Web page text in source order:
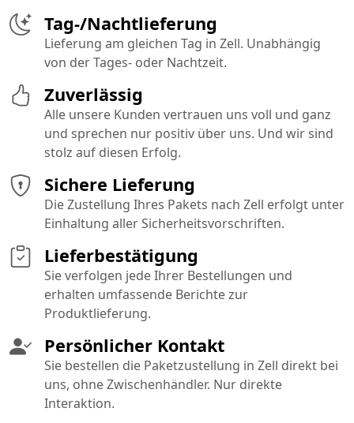
Sichere Lieferung
Die Zustellung Ihres Pakets nach Zell erfolgt unter
Einhaltung aller Sicherheitsvorschriften.
Tag-/Nachtlieferung
Lieferung am gleichen Tag in Zell. Unabhängig
von der Tages- oder Nachtzeit.
Persönlicher Kontakt
Sie bestellen die Paketzustellung in Zell direkt bei
uns, ohne Zwischenhändler. Nur direkte
Interaktion.
Lieferbestätigung
Sie verfolgen jede Ihrer Bestellungen und
erhalten umfassende Berichte zur
Produktlieferung.
Zuverlässig
Alle unsere Kunden vertrauen uns voll und ganz
und sprechen nur positiv über uns. Und wir sind
stolz auf diesen Erfolg.